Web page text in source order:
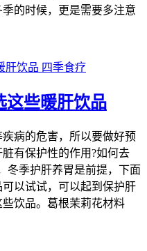
的时候，更是需要多注意
四季食疗
这些暖肝饮品
病的危害，所以要做好预
有保护性的作用?如何去
冬季护肝养胃是前提，下面
以试试，可以起到保护肝
饮品。葛根茉莉花材料